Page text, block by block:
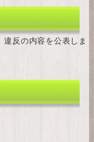
反の内容を公表しま